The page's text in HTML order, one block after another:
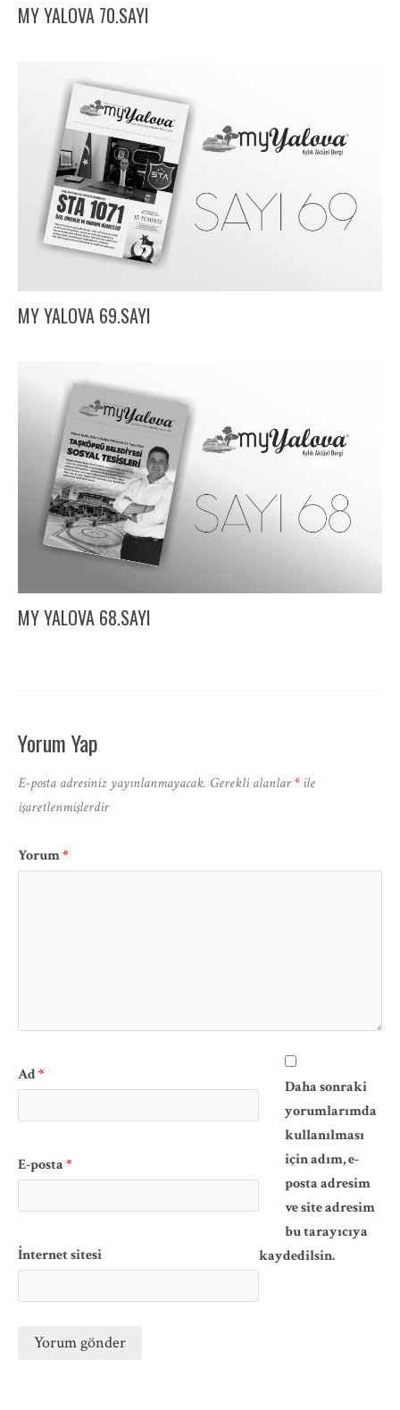
MY YALOVA 70.SAYI
MY YALOVA 69.SAYI
MY YALOVA 68.SAYI
Yorum Yap
E-posta adresiniz yayınlanmayacak. Gerekli alanlar*ile
işaretlenmişlerdir
Yorum*
Ad*
E-posta*
İnternet sitesi
Daha sonraki
yorumlarımda
kullanılması
için adım, e-
posta adresim
ve site adresim
bu tarayıcıya
kaydedilsin.